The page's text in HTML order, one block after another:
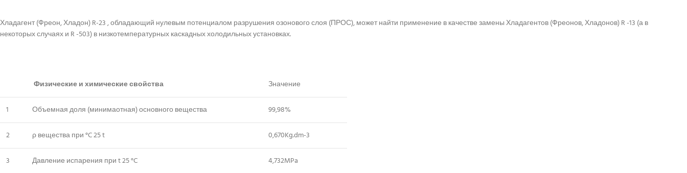
Хладагент (Фреон, Хладон) R-23 , обладающий нулевым потенциалом разрушения озонового слоя (ПРОС), может найти применение в качестве замены Хладагентов (Фреонов, Хладонов) R -13 (а в
некоторых случаях и R -503) в низкотемпературных каскадных холодильных установках.
Физические и химические свойства Значение
1 Объемная доля (минимаотная) основного вещества 99,98%
2 ρ вещества при °C 25 t 0,670Kg.dm-3
3 Давление испарения при t 25 °C 4,732MPa